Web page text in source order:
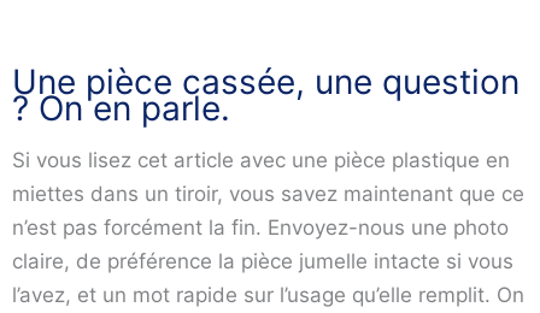
Une pièce cassée, une question
? On en parle.
Si vous lisez cet article avec une pièce plastique en
miettes dans un tiroir, vous savez maintenant que ce
n’est pas forcément la fin. Envoyez-nous une photo
claire, de préférence la pièce jumelle intacte si vous
l’avez, et un mot rapide sur l’usage qu’elle remplit. On